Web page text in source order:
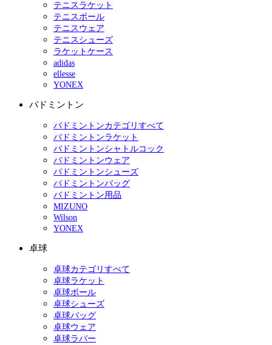
テニスラケット
テニスボール
テニスウェア
テニスシューズ
ラケットケース
adidas
ellesse
YONEX
バドミントン
バドミントンカテゴリすべて
バドミントンラケット
バドミントンシャトルコック
バドミントンウェア
バドミントンシューズ
バドミントンバッグ
バドミントン用品
MIZUNO
Wilson
YONEX
卓球
卓球カテゴリすべて
卓球ラケット
卓球ボール
卓球シューズ
卓球バッグ
卓球ウェア
卓球ラバー